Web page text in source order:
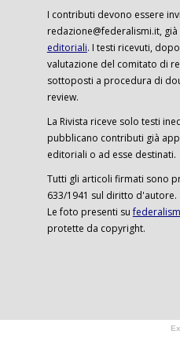
I contributi devono essere
redazione@federalismi.it,
editoriali. I testi ricevuti,
valutazione del comitato di
sottoposti a procedura di
review.
La Rivista riceve solo testi
pubblicano contributi già
editoriali o ad esse destinati.
Tutti gli articoli firmati sono
633/1941 sul diritto d'autore.
Le foto presenti su
protette da copyright.